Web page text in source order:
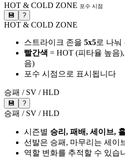
HOT & COLD ZONE 포수 시점
💾 ?
HOT & COLD ZONE
스트라이크 존을 5x5로 나눠
빨간색 = HOT (피타율 높음),
음)
포수 시점으로 표시됩니다
승패 / SV / HLD
💾 ?
승패 / SV / HLD
시즌별 승리, 패배, 세이브,
선발은 승패, 마무리는 세이
역할 변화를 추적할 수 있습